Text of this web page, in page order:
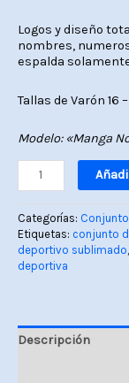
Logos y diseño
nombres,
espalda
Tallas de Varón 16
Modelo: «Manga
Categorías:
Etiquetas: conjunto
deportivo sublimado,
deportiva
Descripción